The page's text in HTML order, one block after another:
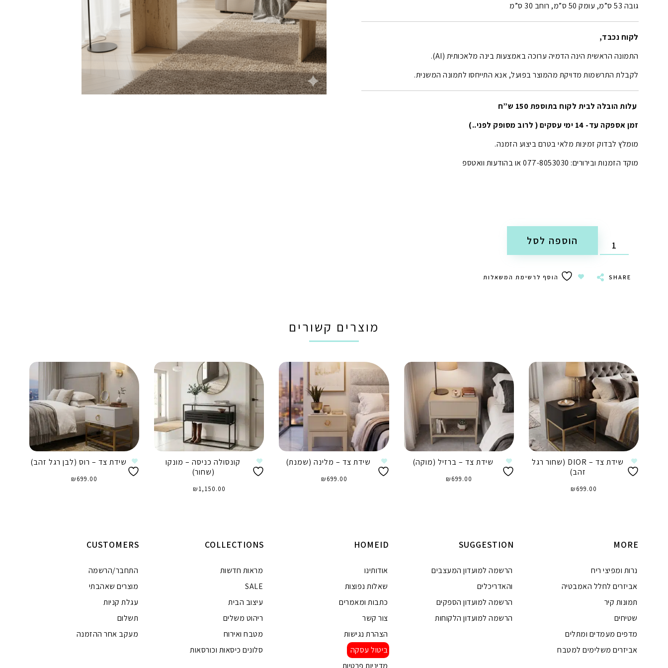
גובה 53 ס”מ, עומק 50 ס”מ, רוחב 30 ס”מ
לקוח נכבד,
התמונה הראשית הינה הדמיה ערוכה באמצעות בינה מלאכותית (AI).
לקבלת התרשמות מדויקת מהמוצר בפועל, אנא התייחסו לתמונה המשנית.
עלות הובלה לבית לקוח בתוספת 150 ש”ח
זמן אספקה עד- 14 ימי עסקים ( לרוב מסופק לפני..)
מומלץ לבדוק זמינות מלאי בטרם ביצוע הזמנה.
מוקד הזמנות ובירורים: 077-8053030 או בהודעות וואטספ
הוספה לסל
SHARE הוסף לרשימת המשאלות
מוצרים קשורים
שידת צד – DIOR (שחור רגל
זהב)
₪699.00
שידת צד – ברזיל (מוקה)
₪699.00
שידת צד – מלינה (שמנת)
₪699.00
קונסולה כניסה – מונקו
(שחור)
₪1,150.00
שידת צד – רוס (לבן רגל זהב)
₪699.00
CUSTOMERS
התחבר/הרשמה
מוצרים שאהבתי
עגלת קניות
תשלום
מעקב אחר ההזמנה
COLLECTIONS
מראות חדשות
SALE
עיצוב הבית
ריהוט משלים
מטבח ואירוח
סלונים כיסאות וכורסאות
HOMEID
אודותינו
שאלות נפוצות
כתבות ומאמרים
צור קשר
הצהרת נגישות
ביטול עסקה
מדיניות פרטיות
SUGGESTION
הרשמה למועדון המעצבים
והאדריכלים
הרשמה למועדון הספקים
הרשמה למועדון הלקוחות
MORE
נרות ומפיצי ריח
אביזרים לחלל האמבטיה
תמונות קיר
שטיחים
מדפים מעמדים ומתלים
אביזרים משלימים למטבח